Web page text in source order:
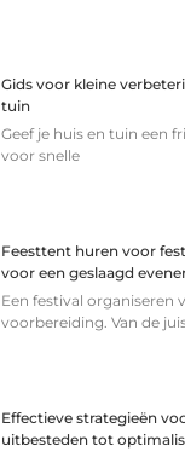
Gids voor kleine
tuin
Geef je huis en tuin een
voor snelle
Feesttent huren voor
voor een geslaagd
Een festival organiseren
voorbereiding. Van de
Effectieve strategieën
uitbesteden tot